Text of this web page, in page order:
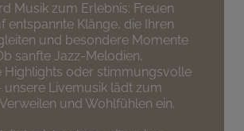
Musik zum Erlebnis: Freuen
entspannte Klänge, die Ihren
und besondere Momente
sanfte Jazz-Melodien,
Highlights oder stimmungsvolle
unsere Livemusik lädt zum
und Wohlfühlen ein.